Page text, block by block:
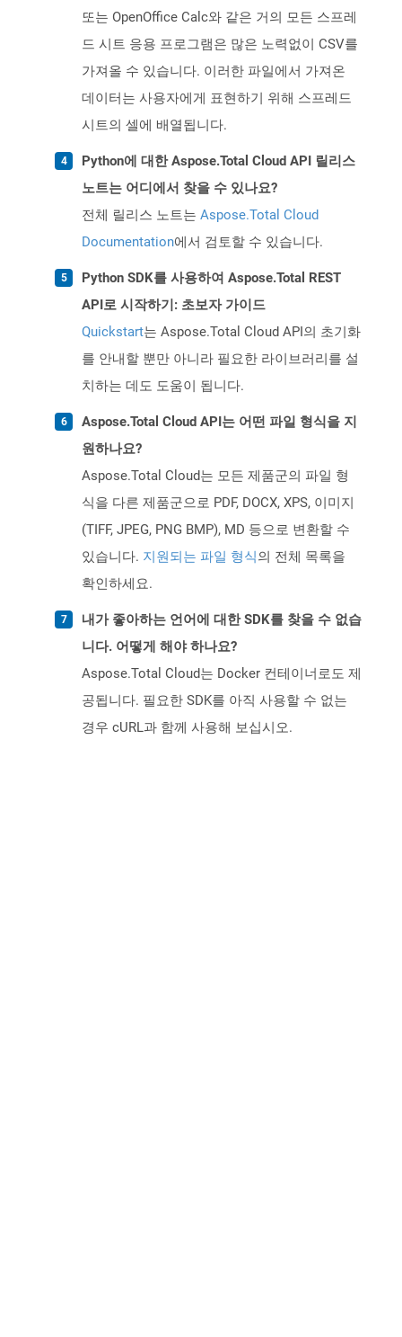
또는 OpenOffice Calc와 같은 거의 모든 스프레
드 시트 응용 프로그램은 많은 노력없이 CSV를
가져올 수 있습니다. 이러한 파일에서 가져온
데이터는 사용자에게 표현하기 위해 스프레드
시트의 셀에 배열됩니다.
Python에 대한 Aspose.Total Cloud API 릴리스
노트는 어디에서 찾을 수 있나요?
전체 릴리스 노트는 Aspose.Total Cloud
Documentation에서 검토할 수 있습니다.
Python SDK를 사용하여 Aspose.Total REST
API로 시작하기: 초보자 가이드
Quickstart는 Aspose.Total Cloud API의 초기화
를 안내할 뿐만 아니라 필요한 라이브러리를 설
치하는 데도 도움이 됩니다.
Aspose.Total Cloud API는 어떤 파일 형식을 지
원하나요?
Aspose.Total Cloud는 모든 제품군의 파일 형
식을 다른 제품군으로 PDF, DOCX, XPS, 이미지
(TIFF, JPEG, PNG BMP), MD 등으로 변환할 수
있습니다. 지원되는 파일 형식의 전체 목록을
확인하세요.
내가 좋아하는 언어에 대한 SDK를 찾을 수 없습
니다. 어떻게 해야 하나요?
Aspose.Total Cloud는 Docker 컨테이너로도 제
공됩니다. 필요한 SDK를 아직 사용할 수 없는
경우 cURL과 함께 사용해 보십시오.